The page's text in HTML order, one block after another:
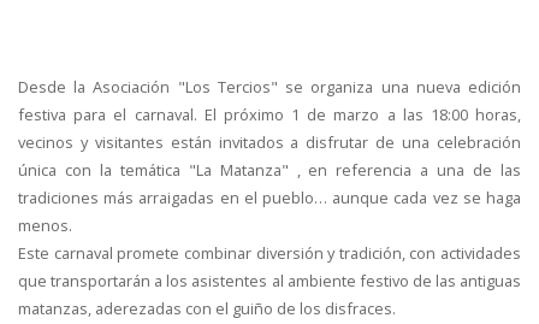
Desde la Asociación "Los Tercios" se organiza una nueva edición
festiva para el carnaval. El próximo 1 de marzo a las 18:00 horas,
vecinos y visitantes están invitados a disfrutar de una celebración
única con la temática "La Matanza" , en referencia a una de las
tradiciones más arraigadas en el pueblo… aunque cada vez se haga
menos.
Este carnaval promete combinar diversión y tradición, con actividades
que transportarán a los asistentes al ambiente festivo de las antiguas
matanzas, aderezadas con el guiño de los disfraces.